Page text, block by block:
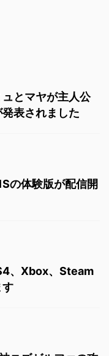
とマヤが主人公
表されました
の体験版が配信開
、Xbox、Steam
す